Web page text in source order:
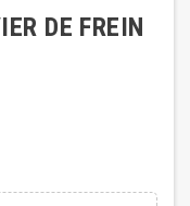
DE FREIN